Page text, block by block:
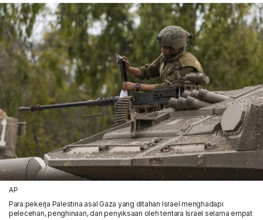
AP
Para pekerja Palestina asal Gaza yang ditahan Israel menghadapi
pelecehan, penghinaan, dan penyiksaan oleh tentara Israel selama empat